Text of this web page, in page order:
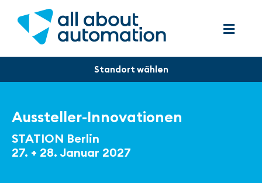
Aussteller-Innovationen
STATION Berlin
27. + 28. Januar 2027